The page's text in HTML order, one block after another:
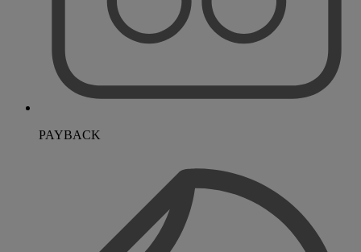
PAYBACK